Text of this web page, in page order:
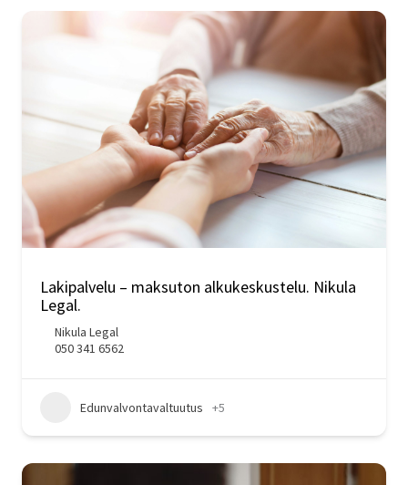
Lakipalvelu – maksuton alkukeskustelu. Nikula
Legal.
Nikula Legal
050 341 6562
Edunvalvontavaltuutus +5